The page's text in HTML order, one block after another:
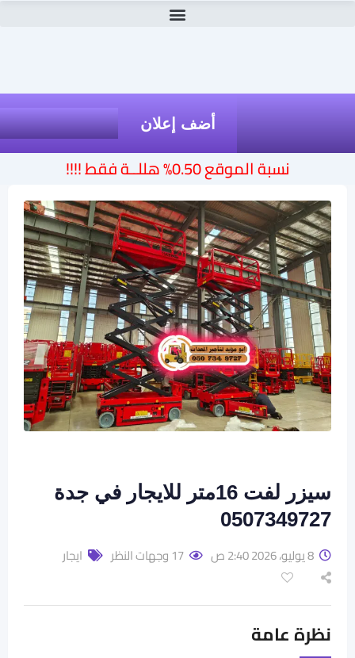
أضف إعلان
نسبة الموقع 0.50% هللــة فقط !!!!
سيزر لفت 16متر للايجار في جدة
0507349727
8 يوليو، 2026 2:40 ص 17 وجهات النظر ايجار
نظرة عامة